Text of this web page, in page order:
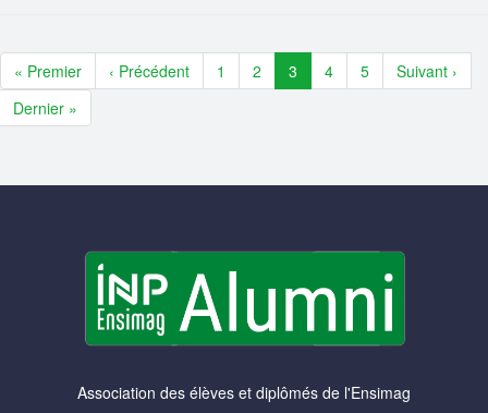
« Premier ‹ Précédent 1 2 3 4 5
Suivant ›
Dernier »
Association des élèves et diplômés de l'Ensimag